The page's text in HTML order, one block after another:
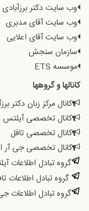
وب سایت دکتر برزآبادی
وب سایت آقای مدبری
وب سایت آقای اعلایی
سازمان سنجش
موسسه ETS
کانالها و گروهها
کانال مرکز زبان دکتر
کانال تخصصی آیلتس
کانال تخصصی تافل
کانال تخصصی جی آر
گروه تبادل اطلاعات
گروه تبادل اطلاعات
گروه تبادل اطلاعات